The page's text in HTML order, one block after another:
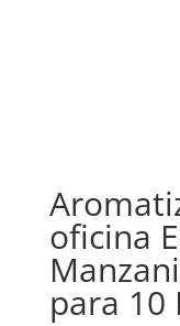
oficina
para 10